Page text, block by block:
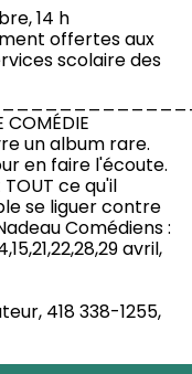
14 h
offertes aux
scolaire des
COMÉDIE
un album rare.
en faire l'écoute.
ce qu'il
se liguer contre
Comédiens :
avril,
418 338-1255,